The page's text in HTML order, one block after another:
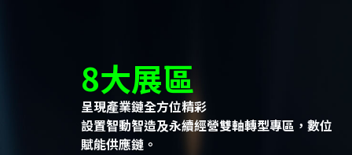
8大展區
呈現產業鏈全方位精彩
設置智動智造及永續經營雙軸轉型專區，數位
賦能供應鏈。